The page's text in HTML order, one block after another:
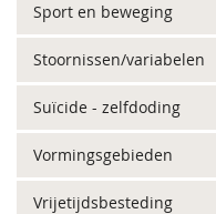
Sport en beweging
Stoornissen/variabelen
Suïcide - zelfdoding
Vormingsgebieden
Vrijetijdsbesteding